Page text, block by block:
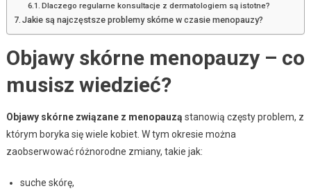
Dlaczego regularne konsultacje z dermatologiem są istotne?
Jakie są najczęstsze problemy skórne w czasie menopauzy?
Objawy skórne menopauzy – co
musisz wiedzieć?
Objawy skórne związane z menopauzą stanowią częsty problem, z
którym boryka się wiele kobiet. W tym okresie można
zaobserwować różnorodne zmiany, takie jak:
suche skórę,